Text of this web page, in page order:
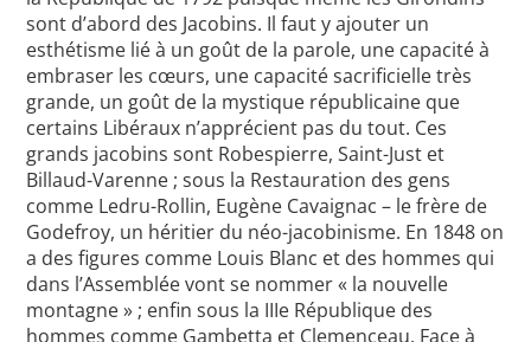
sont d’abord des Jacobins. Il faut y ajouter un
esthétisme lié à un goût de la parole, une capacité à
embraser les cœurs, une capacité sacrificielle très
grande, un goût de la mystique républicaine que
certains Libéraux n’apprécient pas du tout. Ces
grands jacobins sont Robespierre, Saint-Just et
Billaud-Varenne ; sous la Restauration des gens
comme Ledru-Rollin, Eugène Cavaignac – le frère de
Godefroy, un héritier du néo-jacobinisme. En 1848 on
a des figures comme Louis Blanc et des hommes qui
dans l’Assemblée vont se nommer « la nouvelle
montagne » ; enfin sous la IIIe République des
hommes comme Gambetta et Clemenceau. Face à